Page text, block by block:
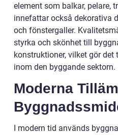
element som balkar, pelare,
innefattar också dekorativa
och fönstergaller.
styrka och skönhet till
konstruktioner, vilket gör
inom den byggande sektorn.
Moderna
I modern tid används